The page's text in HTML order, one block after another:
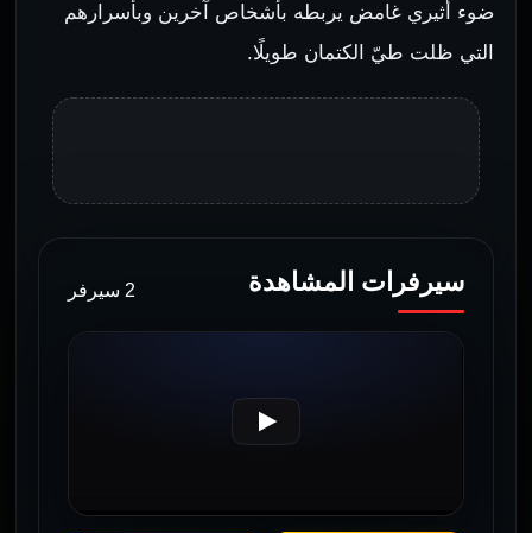
ضوء أثيري غامض يربطه بأشخاص آخرين وبأسرارهم
التي ظلت طيّ الكتمان طويلًا.
سيرفرات المشاهدة 2 سيرفر